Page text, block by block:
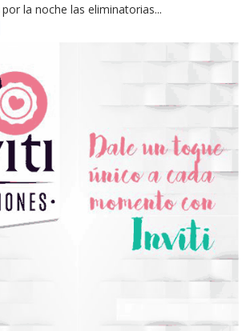
la noche las eliminatorias...